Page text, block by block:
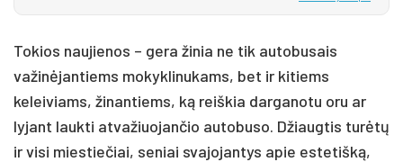
Tokios naujienos – gera žinia ne tik autobusais
važinėjantiems mokyklinukams, bet ir kitiems
keleiviams, žinantiems, ką reiškia darganotu oru ar
lyjant laukti atvažiuojančio autobuso. Džiaugtis turėtų
ir visi miestiečiai, seniai svajojantys apie estetišką,